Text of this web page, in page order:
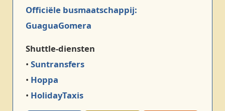
Officiële busmaatschappij:
GuaguaGomera
Shuttle‑diensten
• Suntransfers
• Hoppa
• HolidayTaxis